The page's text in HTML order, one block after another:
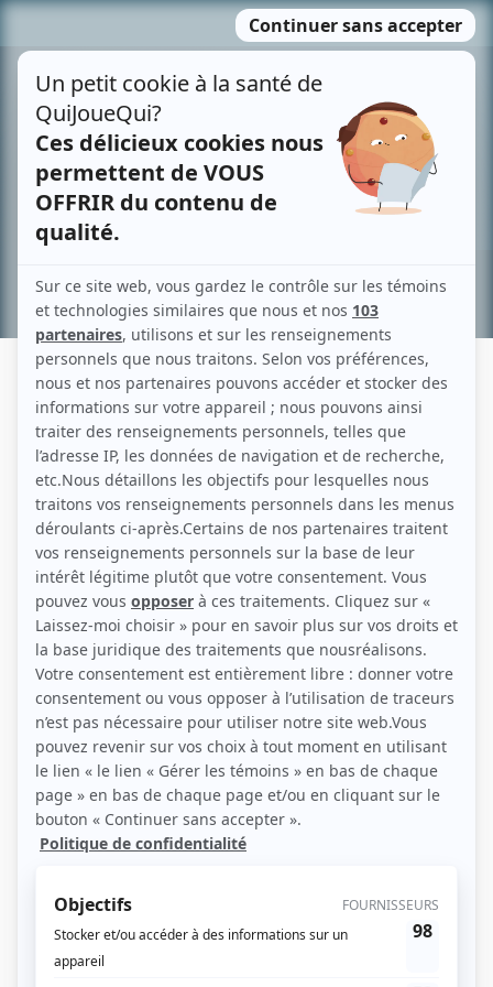
MENU
contenu
Recherche avancée »
ISABELLE CARRÉ
(Source: K-Films Amérique)
Liens
Fiche de Isabelle Carré sur Showbizz.net
Personnages